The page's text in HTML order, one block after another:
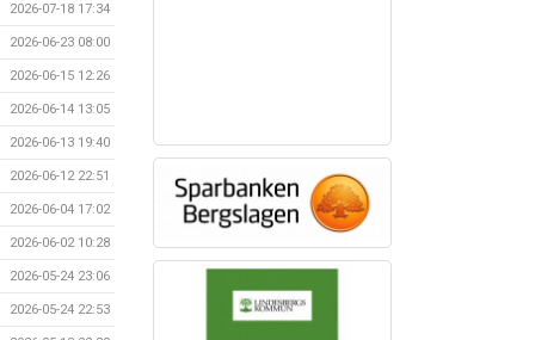
2026-07-18 17:34
2026-06-23 08:00
2026-06-15 12:26
2026-06-14 13:05
2026-06-13 19:40
2026-06-12 22:51
2026-06-04 17:02
2026-06-02 10:28
2026-05-24 23:06
2026-05-24 22:53